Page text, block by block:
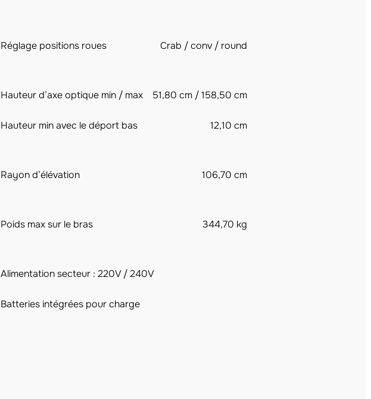
Réglage positions roues Crab / conv / round
Hauteur d’axe optique min / max 51,80 cm / 158,50 cm
Hauteur min avec le déport bas 12,10 cm
Rayon d’élévation 106,70 cm
Poids max sur le bras 344,70 kg
Alimentation secteur : 220V / 240V
Batteries intégrées pour charge